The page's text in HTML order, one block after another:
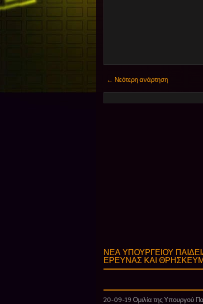
← Νεότερη ανάρτηση
ΝΕΑ ΥΠΟΥΡΓΕΙΟΥ
ΕΡΕΥΝΑΣ ΚΑΙ
20-09-19 Ομιλία της Υπουργού